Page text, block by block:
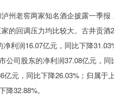
老窖两家知名酒企披露一季报
的回调压力均比较大。古井贡
利润16.07亿元，同比下降
公司股东的净利润37.08亿元，
元，同比下降26.03%；归属于
32.88%。